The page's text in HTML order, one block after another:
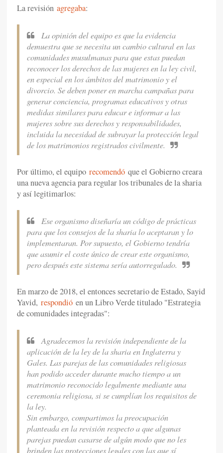
La revisión agregaba:
La opinión del equipo es que la evidencia
demuestra que se necesita un cambio cultural en las
comunidades musulmanas para que estas puedan
reconocer los derechos de las mujeres en la ley civil,
en especial en los ámbitos del matrimonio y el
divorcio. Se deben poner en marcha campañas para
generar conciencia, programas educativos y otras
medidas similares para educar e informar a las
mujeres sobre sus derechos y responsabilidades,
incluida la necesidad de subrayar la protección legal
de los matrimonios registrados civilmente.
Por último, el equipo recomendó que el Gobierno creara
una nueva agencia para regular los tribunales de la sharia
y así legitimarlos:
Ese organismo diseñaría un código de prácticas
para que los consejos de la sharia lo aceptaran y lo
implementaran. Por supuesto, el Gobierno tendría
que asumir el coste único de crear este organismo,
pero después este sistema sería autorregulado.
En marzo de 2018, el entonces secretario de Estado, Sayid
Yavid, respondió en un Libro Verde titulado "Estrategia
de comunidades integradas":
Agradecemos la revisión independiente de la
aplicación de la ley de la sharia en Inglaterra y
Gales. Las parejas de las comunidades religiosas
han podido acceder durante mucho tiempo a un
matrimonio reconocido legalmente mediante una
ceremonia religiosa, si se cumplían los requisitos de
la ley.
Sin embargo, compartimos la preocupación
planteada en la revisión respecto a que algunas
parejas puedan casarse de algún modo que no les
brinden las protecciones legales con las que sí